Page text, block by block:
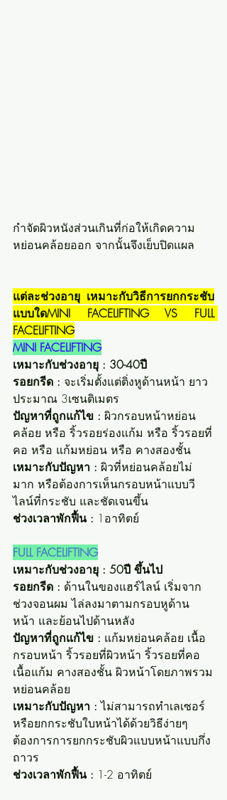
กำจัดผิวหนังส่วนเกินที่ก่อให้เกิดความ
หย่อนคล้อยออก จากนั้นจึงเย็บปิดแผล
แต่ละช่วงอายุ เหมาะกับวิธีการยกกระชับ
แบบใดMINI FACELIFTING VS FULL
FACELIFTING
MINI FACELIFTING
เหมาะกับช่วงอายุ : 30-40ปี
รอยกรีด : จะเริ่มตั้งแต่ติ่งหูด้านหน้า ยาว
ประมาณ 3เซนติเมตร
ปัญหาที่ถูกแก้ไข : ผิวกรอบหน้าหย่อน
คล้อย หรือ ริ้วรอยร่องแก้ม หรือ ริ้วรอยที่
คอ หรือ แก้มหย่อน หรือ คางสองชั้น
เหมาะกับปัญหา : ผิวที่หย่อนคล้อยไม่
มาก หรือต้องการเห็นกรอบหน้าแบบวี
ไลน์ที่กระชับ และชัดเจนขึ้น
ช่วงเวลาพักฟื้น : 1อาทิตย์
FULL FACELIFTING
เหมาะกับช่วงอายุ : 50ปี ขึ้นไป
รอยกรีด : ด้านในของแฮร์ไลน์ เริ่มจาก
ช่วงจอนผม ไล่ลงมาตามกรอบหูด้าน
หน้า และย้อนไปด้านหลัง
ปัญหาที่ถูกแก้ไข : แก้มหย่อนคล้อย เนื้อ
กรอบหน้า ริ้วรอยที่ผิวหน้า ริ้วรอยที่คอ
เนื้อแก้ม คางสองชั้น ผิวหน้าโดยภาพรวม
หย่อนคล้อย
เหมาะกับปัญหา : ไม่สามารถทำเลเซอร์
หรือยกกระชับใบหน้าได้ด้วยวิธีง่ายๆ
ต้องการการยกกระชับผิวแบบหน้าแบบกึ่ง
ถาวร
ช่วงเวลาพักฟื้น : 1-2 อาทิตย์